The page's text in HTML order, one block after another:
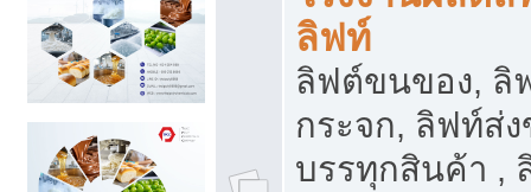
ลิฟท์
ลิฟต์ขนของ, ลิ
กระจก, ลิฟท์ส่
บรรทุกสินค้า ,